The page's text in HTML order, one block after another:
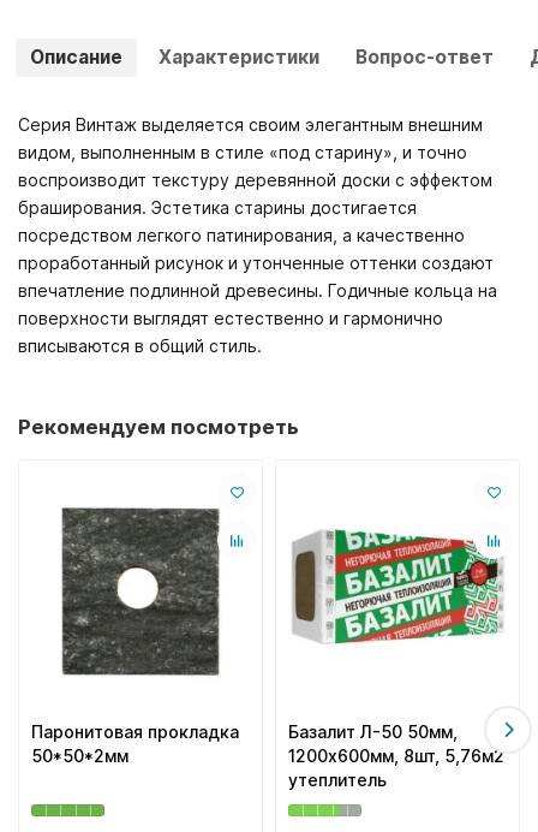
Описание Характеристики Вопрос-ответ
Серия Винтаж выделяется своим элегантным внешним
видом, выполненным в стиле «под старину», и точно
воспроизводит текстуру деревянной доски с эффектом
браширования. Эстетика старины достигается
посредством легкого патинирования, а качественно
проработанный рисунок и утонченные оттенки создают
впечатление подлинной древесины. Годичные кольца на
поверхности выглядят естественно и гармонично
вписываются в общий стиль.
Рекомендуем посмотреть
Паронитовая прокладка
50*50*2мм
Базалит Л-50 50мм,
1200х600мм, 8шт, 5,76м2
утеплитель